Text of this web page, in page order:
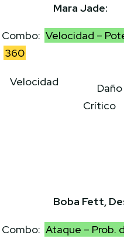
Mara Jade:
Combo: Velocidad –
360
Velocidad
Daño
Crítico
Boba Fett,
Combo: Ataque – Prob.